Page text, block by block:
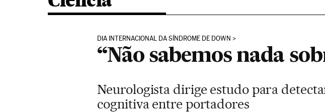
DIA INTERNACIONAL DA SÍNDROME DE DOWN
“Não sabemos nada
Neurologista dirige estudo para
cognitiva entre portadores